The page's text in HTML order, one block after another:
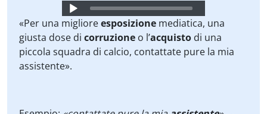
Audio
Player
«Per una miglioreesposizione mediatica, una
giusta dose di corruzione o l’acquisto di una
piccola squadra di calcio, contattate pure la mia
assistente».